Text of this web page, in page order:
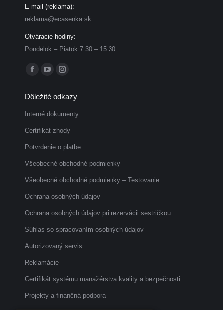
E-mail (reklama):
reklama@ecasenka.sk
Otváracie hodiny:
Pondelok – Piatok 7:30 – 15:30
Find us on:
Facebook
opens
in
new
YouTube
opens
in
new
Instagram
opens
in
new
Dôležité odkazy
Interné dokumenty
Certifikát zhody
Potvrdenie o platbe
Všeobecné obchodné podmienky
Všeobecné obchodné podmienky – Testovanie
Ochrana osobných údajov
Ochrana osobných údajov pri rezervácii sestričkou
Súhlas so spracovaním osobných údajov
Autorizovaný servis
Reklamácie
Certifikát systému manažérstva kvality a bezpečnosti
Projekty a finančná podpora